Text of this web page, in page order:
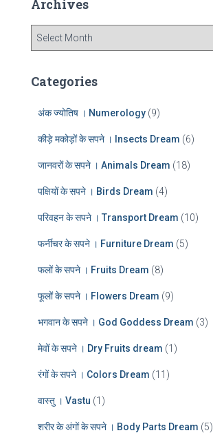
h
f
r
Archives
h
Categories
अंक ज्योतिष । Numerology (9)
कीड़े मकोड़ों के सपने । Insects Dream (6)
जानवरों के सपने । Animals Dream (18)
पक्षियों के सपने । Birds Dream (4)
परिवहन के सपने । Transport Dream (10)
फर्नीचर के सपने । Furniture Dream (5)
फलों के सपने । Fruits Dream (8)
फूलों के सपने । Flowers Dream (9)
भगवान के सपने । God Goddess Dream (3)
मेवों के सपने । Dry Fruits dream (1)
रंगों के सपने । Colors Dream (11)
वास्तु । Vastu (1)
शरीर के अंगों के सपने । Body Parts Dream (5)